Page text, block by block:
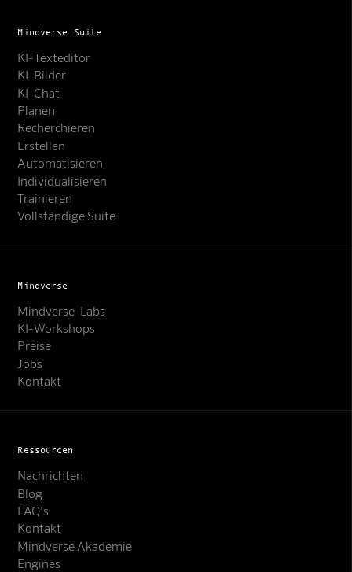
Online · KI-Assistent
Mindverse Suite
KI-Texteditor
KI-Bilder
KI-Chat
Planen
Recherchieren
Erstellen
Automatisieren
Individualisieren
Trainieren
Vollständige Suite
Mindverse
Mindverse-Labs
KI-Workshops
Preise
Jobs
Kontakt
Ressourcen
Nachrichten
Blog
FAQ's
Kontakt
Mindverse Akademie
Engines